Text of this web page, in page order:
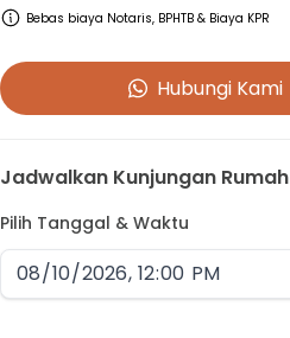
Bebas biaya Notaris, BPHTB & Biaya KPR
Hubungi Kami
Jadwalkan Kunjungan Rumah
Pilih Tanggal & Waktu